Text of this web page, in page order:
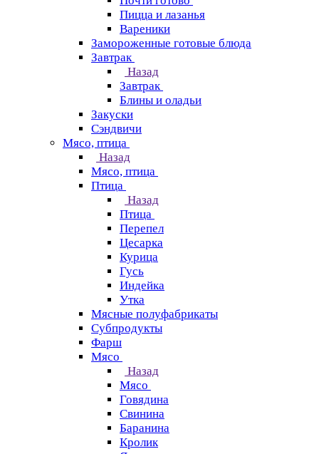
Пицца и лазанья
Вареники
Замороженные готовые блюда
Завтрак
Назад
Завтрак
Блины и оладьи
Закуски
Сэндвичи
Мясо, птица
Назад
Мясо, птица
Птица
Назад
Птица
Перепел
Цесарка
Курица
Гусь
Индейка
Утка
Мясные полуфабрикаты
Субпродукты
Фарш
Мясо
Назад
Мясо
Говядина
Свинина
Баранина
Кролик